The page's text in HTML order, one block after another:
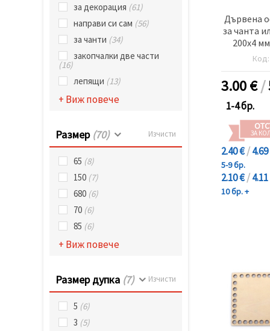
за декорация (61)
направи си сам (56)
за чанти (34)
закопчалки две части
(16)
лепящи (13)
+ Виж повече
Размер (70) Изчисти
65 (8)
150 (7)
680 (6)
70 (6)
85 (6)
+ Виж повече
Размер дупка (7) Изчисти
5 (6)
3 (5)
Дървена
за чанта
200x4
Код:
3.00€/
1-4 бр.
ЗА
2.40 €/
5-9 бр.
2.10 €/
10 бр. +